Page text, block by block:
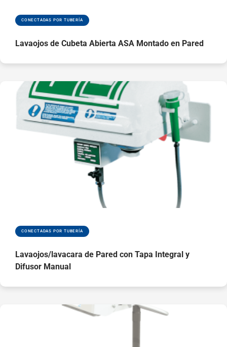
CONECTADAS POR TUBERÍA
Lavaojos de Cubeta Abierta ASA Montado en Pared
CONECTADAS POR TUBERÍA
Lavaojos/lavacara de Pared con Tapa Integral y
Difusor Manual